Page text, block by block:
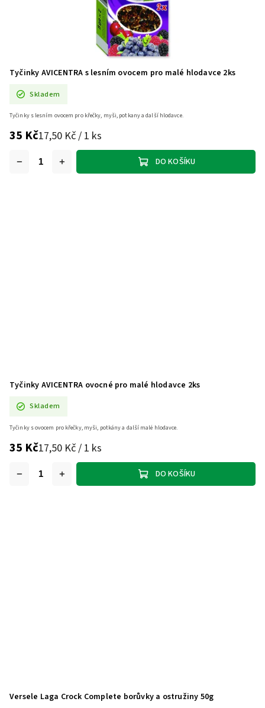
Tyčinky AVICENTRA s lesním ovocem pro malé hlodavce 2ks
Skladem
35 Kč17,50 Kč / 1 ks
DO KOŠÍKU
Tyčinky s lesním ovocem pro křečky, myši, potkany a další hlodavce.
Tyčinky AVICENTRA ovocné pro malé hlodavce 2ks
Skladem
35 Kč17,50 Kč / 1 ks
DO KOŠÍKU
Tyčinky s ovocem pro křečky, myši, potkány a další malé hlodavce.
Versele Laga Crock Complete borůvky a ostružiny 50g